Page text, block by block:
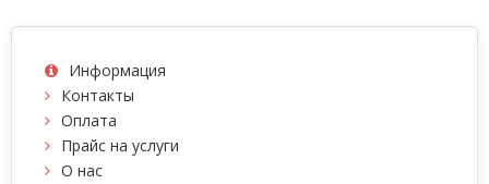
Информация
Контакты
Оплата
Прайс на услуги
О нас